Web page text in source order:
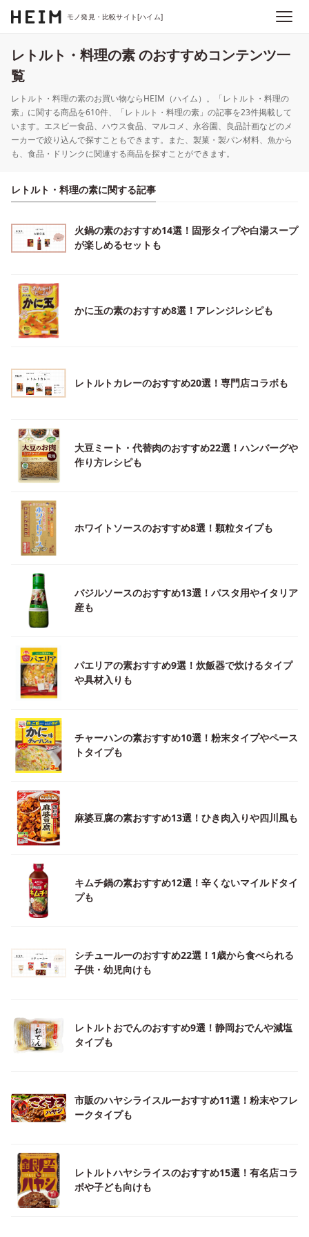
モノ発見・比較サイト[ハイム]
レトルト・料理の素 のおすすめコンテンツ一
覧
レトルト・料理の素のお買い物ならHEIM（ハイム）。「レトルト・料理の
素」に関する商品を610件、「レトルト・料理の素」の記事を23件掲載して
います。エスビー食品、ハウス食品、マルコメ、永谷園、良品計画などのメ
ーカーで絞り込んで探すこともできます。また、製菓・製パン材料、魚から
も、食品・ドリンクに関連する商品を探すことができます。
レトルト・料理の素に関する記事
火鍋の素のおすすめ14選！固形タイプや白湯スープ
が楽しめるセットも
かに玉の素のおすすめ8選！アレンジレシピも
レトルトカレーのおすすめ20選！専門店コラボも
大豆ミート・代替肉のおすすめ22選！ハンバーグや
作り方レシピも
ホワイトソースのおすすめ8選！顆粒タイプも
バジルソースのおすすめ13選！パスタ用やイタリア
産も
パエリアの素おすすめ9選！炊飯器で炊けるタイプ
や具材入りも
チャーハンの素おすすめ10選！粉末タイプやペース
トタイプも
麻婆豆腐の素おすすめ13選！ひき肉入りや四川風も
キムチ鍋の素おすすめ12選！辛くないマイルドタイ
プも
シチュールーのおすすめ22選！1歳から食べられる
子供・幼児向けも
レトルトおでんのおすすめ9選！静岡おでんや減塩
タイプも
市販のハヤシライスルーおすすめ11選！粉末やフレ
ークタイプも
レトルトハヤシライスのおすすめ15選！有名店コラ
ボや子ども向けも